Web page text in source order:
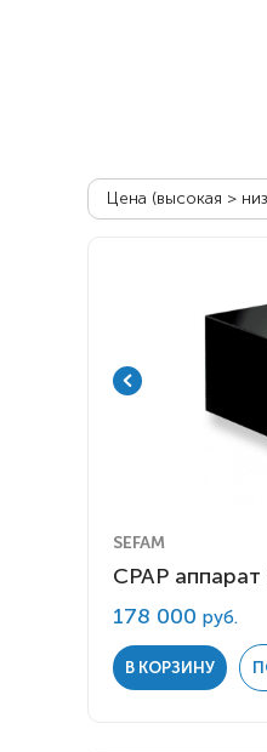
Цена (высокая >
SEFAM
CPAP
178 000 руб.
В КОРЗИНУ